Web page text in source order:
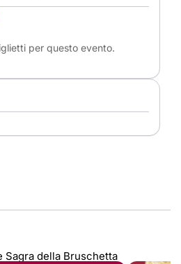
per questo evento.
Sagra della Bruschetta